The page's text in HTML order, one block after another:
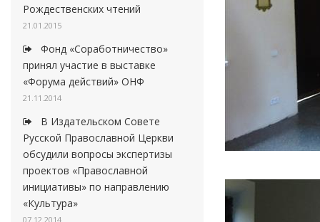
Рождественских чтений
21.01.2015
Фонд «Соработничество»
принял участие в выставке
«Форума действий» ОНФ
21.11.2014
В Издательском Совете
Русской Православной Церкви
обсудили вопросы экспертизы
проектов «Православной
инициативы» по направлению
«Культура»
07.12.2014